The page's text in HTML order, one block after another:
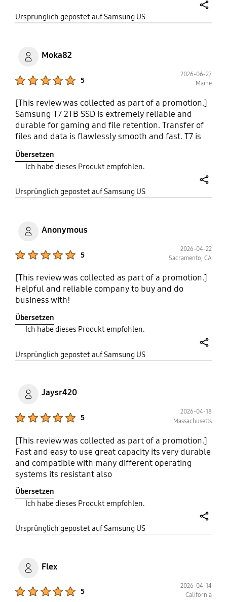
Ursprünglich gepostet auf Samsung US
Moka82
5
2026-06-27
Maine
[This review was collected as part of a promotion.]
Samsung T7 2TB SSD is extremely reliable and
durable for gaming and file retention. Transfer of
files and data is flawlessly smooth and fast. T7 is
resilient for use at home, on travel or at wok.
Thermal quality is superior as it maintains
temperature even when pressing higher transfer
Übersetzen
Ich habe dieses Produkt empfohlen.
Ursprünglich gepostet auf Samsung US
Anonymous
5
2026-04-22
Sacramento, CA
[This review was collected as part of a promotion.]
Helpful and reliable company to buy and do
business with!
Übersetzen
Ich habe dieses Produkt empfohlen.
Ursprünglich gepostet auf Samsung US
Jaysr420
5
2026-04-18
Massachusetts
[This review was collected as part of a promotion.]
Fast and easy to use great capacity its very durable
and compatible with many different operating
systems its resistant also
Übersetzen
Ich habe dieses Produkt empfohlen.
Ursprünglich gepostet auf Samsung US
Flex
5
2026-04-14
California